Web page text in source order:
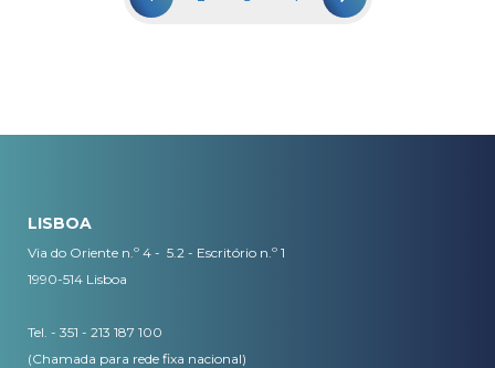
LISBOA
Via do Oriente n.º 4 - 5.2 - Escritório n.º 1
1990-514 Lisboa
Tel. - 351 - 213 187 100
(Chamada para rede fixa nacional)